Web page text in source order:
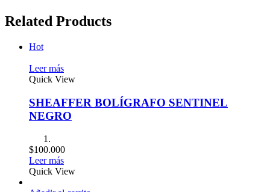
Related Products
Hot
Leer más
Quick View
SHEAFFER BOLÍGRAFO SENTINEL
NEGRO
$100.000
Leer más
Quick View